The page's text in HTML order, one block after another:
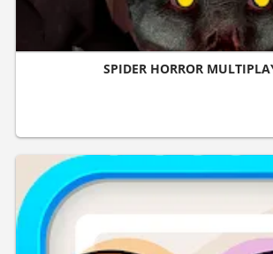
SPIDER HORROR